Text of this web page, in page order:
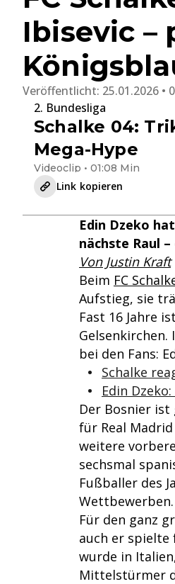
Ibisevic –
Veröffentlicht: 25.01.2026 •
2. Bundesliga
Schalke 04:
Mega-Hype
Videoclip • 01:08 Min
Link kopieren
Edin Dzeko
nächste Raul
Von Justin Kraft
Beim FC
Aufstieg, sie
Fast 16 Jahre
bei den Fans:
Schalke
Edin
Der Bosnier ist
für Real
weitere
sechsmal
Fußballer des
Wettbewerben.
Für den ganz
auch er spielte
wurde in
Mittelstürmer